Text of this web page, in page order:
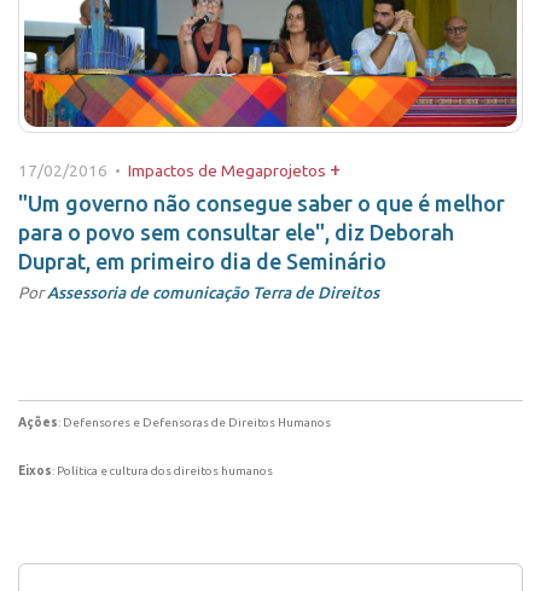
17/02/2016 • Impactos de Megaprojetos +
"Um governo não consegue saber o que é melhor
para o povo sem consultar ele", diz Deborah
Duprat, em primeiro dia de Seminário
PorAssessoria de comunicação Terra de Direitos
Ações: Defensores e Defensoras de Direitos Humanos
Eixos: Política e cultura dos direitos humanos